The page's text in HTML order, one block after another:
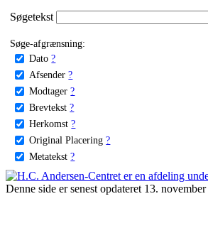
Søgetekst
Søge-afgrænsning:
Dato ?
Afsender ?
Modtager ?
Brevtekst ?
Herkomst ?
Original Placering ?
Metatekst ?
Denne side er senest opdateret 13.